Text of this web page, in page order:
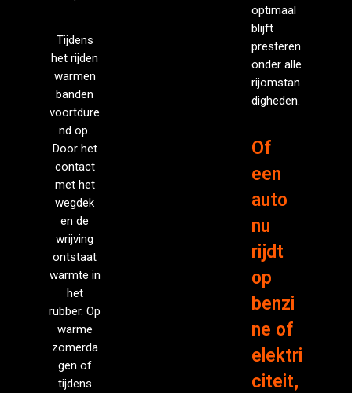
Tijdens
het rijden
warmen
banden
voortdure
nd op.
Door het
contact
met het
wegdek
en de
wrijving
ontstaat
warmte in
het
rubber. Op
warme
zomerda
gen of
tijdens
optimaal
blijft
presteren
onder alle
rijomstan
digheden.
Of
een
auto
nu
rijdt
op
benzi
ne of
elektri
citeit,